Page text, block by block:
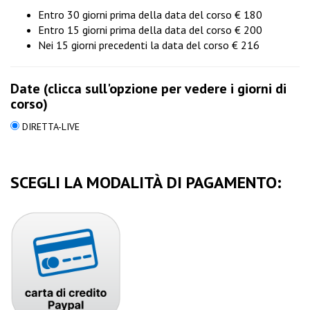
Entro 30 giorni prima della data del corso € 180
Entro 15 giorni prima della data del corso € 200
Nei 15 giorni precedenti la data del corso € 216
Date (clicca sull'opzione per vedere i giorni di
corso)
DIRETTA-LIVE
SCEGLI LA MODALITÀ DI PAGAMENTO: